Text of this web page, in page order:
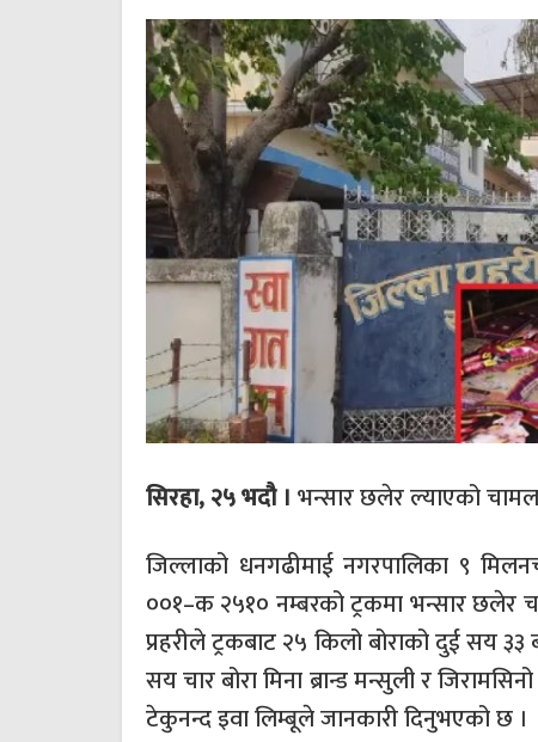
सिरहा, २५ भदौ । भन्सार छलेर ल्याएको चामल
जिल्लाको धनगढीमाई नगरपालिका ९
००१–क २५१० नम्बरको ट्रकमा भन्सार
प्रहरीले ट्रकबाट २५ किलो बोराको दुई सय
सय चार बोरा मिना ब्रान्ड मन्सुली र
टेकुनन्द इवा लिम्बूले जानकारी दिनुभएको छ ।